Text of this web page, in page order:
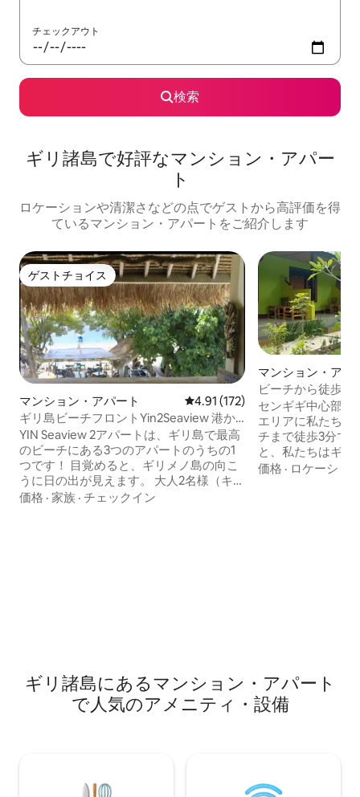
チェックアウト
検索
ギリ諸島で好評なマンション・アパー
ト
ロケーションや清潔さなどの点でゲストから高評価を得
ているマンション・アパートをご紹介します
ゲストチョイス
ゲストチョイス
マンション・アパート レビュー172件、5つ星中4.91つ
4.91 (172)
ギリ島ビーチフロントYin2Seaview 港か
ら5分
YIN Seaview 2アパートは、ギリ島で最高
のビーチにある3つのアパートのうちの1
つです！ 目覚めると、ギリメノ島の向こ
うに日の出が見えます。 大人2名様（キン
グサイズの快適なベッド）とお子様1名様
価格 · 家族 · チェックイン
マンション・アパ
ビーチから徒歩
ートメントです。
センギギ中心部か
エリアに私たちの
チまで徒歩3分で
と、私たちはギリ
き、またはリンジ
価格 · ロケーショ
ギリ諸島にあるマンション・アパート
で人気のアメニティ・設備